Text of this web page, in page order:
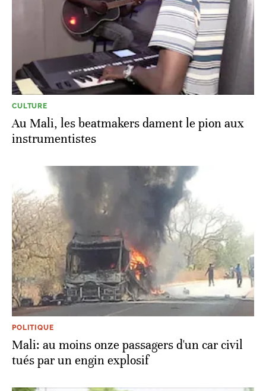
CULTURE
Au Mali, les beatmakers dament le pion aux
instrumentistes
POLITIQUE
Mali: au moins onze passagers d'un car civil
tués par un engin explosif